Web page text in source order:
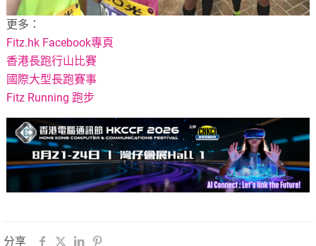
更多：
Fitz.hk Facebook專頁
香港長跑行山比賽
國際大型長跑賽事
Fitz Running 跑步
分享